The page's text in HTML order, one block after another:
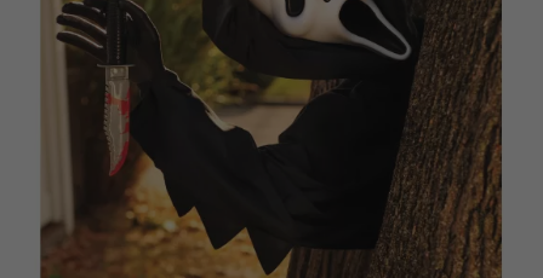
CRIAR CONTA